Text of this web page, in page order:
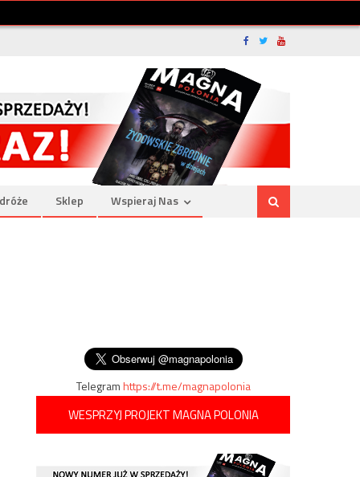
Sklep Wspieraj Nas
Telegramhttps://t.me/magnapolonia
WESPRZYJ PROJEKT MAGNA POLONIA